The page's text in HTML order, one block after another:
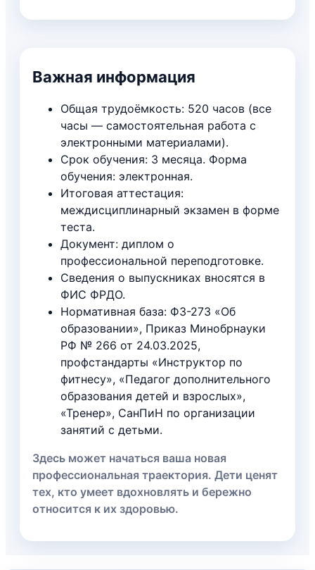
Важная информация
Общая трудоёмкость: 520 часов (все
часы — самостоятельная работа с
электронными материалами).
Срок обучения: 3 месяца. Форма
обучения: электронная.
Итоговая аттестация:
междисциплинарный экзамен в форме
теста.
Документ: диплом о
профессиональной переподготовке.
Сведения о выпускниках вносятся в
ФИС ФРДО.
Нормативная база: ФЗ-273 «Об
образовании», Приказ Минобрнауки
РФ № 266 от 24.03.2025,
профстандарты «Инструктор по
фитнесу», «Педагог дополнительного
образования детей и взрослых»,
«Тренер», СанПиН по организации
занятий с детьми.
Здесь может начаться ваша новая
профессиональная траектория. Дети ценят
тех, кто умеет вдохновлять и бережно
относится к их здоровью.